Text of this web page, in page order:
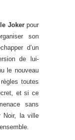
le Jokerpour
son
d’un
de lui-
le nouveau
toutes
et si ce
sans
Noir, la ville